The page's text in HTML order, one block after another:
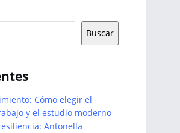
Buscar
Cómo elegir el
y el estudio moderno
Antonella